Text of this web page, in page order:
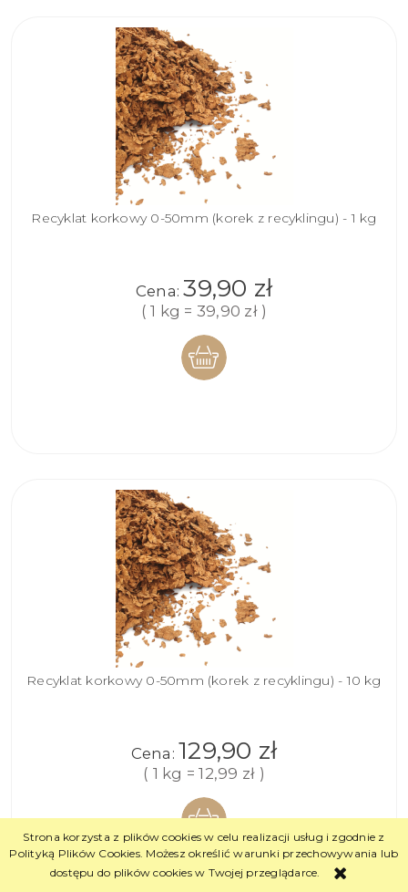
Strona korzysta z plików cookies w celu realizacji usług i zgodnie z
Polityką Plików Cookies. Możesz określić warunki przechowywania lub
dostępu do plików cookies w Twojej przeglądarce.
Recyklat korkowy 0-50mm (korek z recyklingu) - 1 kg
Cena: 39,90 zł
( 1 kg = 39,90 zł )
Recyklat korkowy 0-50mm (korek z recyklingu) - 10 kg
Cena: 129,90 zł
( 1 kg = 12,99 zł )